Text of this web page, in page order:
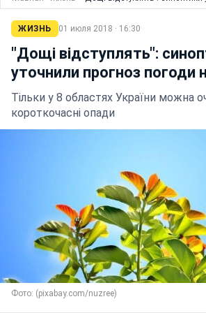
ЖИЗНЬ 01 июля 2018 · 16:30
"Дощі відступлять":
уточнили прогноз погоди
Тільки у 8 областях України можна
короткочасні опади
Фото: (pixabay.com/nuzree)